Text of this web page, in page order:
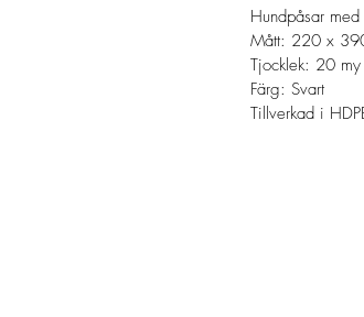
Hundpåsar
Mått: 220 x
Tjocklek: 20 my
Färg: Svart
Tillverkad i